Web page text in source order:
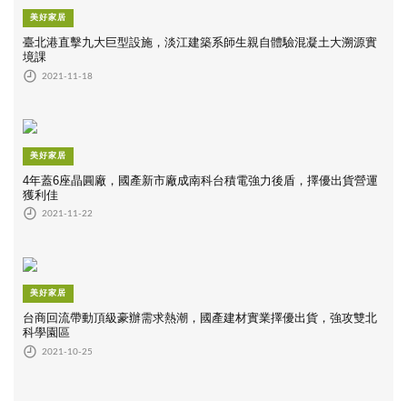
美好家居
臺北港直擊九大巨型設施，淡江建築系師生親自體驗混凝土大溯源實
境課
2021-11-18
美好家居
4年蓋6座晶圓廠，國產新市廠成南科台積電強力後盾，擇優出貨營運
獲利佳
2021-11-22
美好家居
台商回流帶動頂級豪辦需求熱潮，國產建材實業擇優出貨，強攻雙北
科學園區
2021-10-25